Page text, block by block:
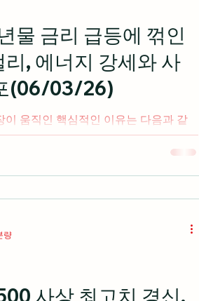
지며 2024년 10월 이후 최저치를 기록
트래티지 등 관련 주식 동반 급락 스
조기 편입이 무산되며 관련 펀드가 하
과 퀀티넘 등은 실적 및 IPO 부진으로
국 주식 시황 ▶ 미국 5월 민간 고용 서프
리 급등 오
물 금리 급등에 꺾인
, 에너지 강세와 사
(06/03/26)
이 움직인 핵심적인 이유는 다음과 같
4시 기준) 1.미국과 이란의 무력 충돌
급등하며 S&P500의 9거래일 연속 상
예상치를 웃돌며 탄탄한 경제 펀더멘털
호조와 유가 상승이 겹치며 10년물 국
박하고 2년물 금리가 4.09%를 넘어서
발생 4.스위스 사모펀드 파트너스 그
cap) 조치 보도로 KKR 블랙
산 전반에 유동성 우려 확산 5.매출 호
사상 최고치 경신,
량